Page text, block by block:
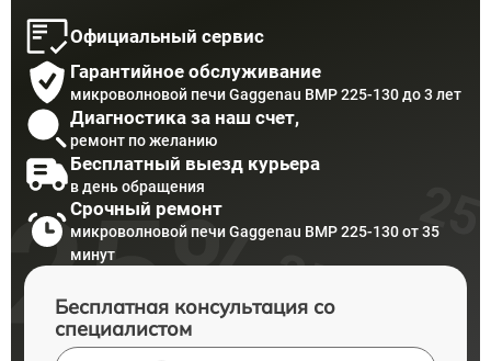
Официальный сервис
Гарантийное обслуживание
микроволновой печи Gaggenau BMP 225-130 до 3 лет
Диагностика за наш счет,
ремонт по желанию
Бесплатный выезд курьера
в день обращения
Срочный ремонт
микроволновой печи Gaggenau BMP 225-130 от 35
минут
Бесплатная консультация со
специалистом